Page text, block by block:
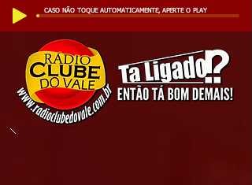
CASO NÃO TOQUE AUTOMATICAMENTE, APERTE O PLAY